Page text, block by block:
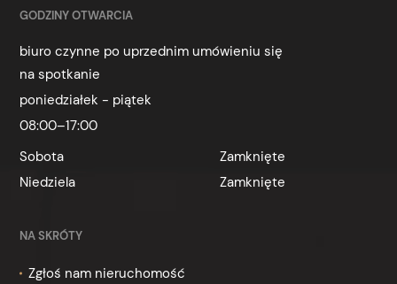
GODZINY OTWARCIA
biuro czynne po uprzednim umówieniu się
na spotkanie
poniedziałek - piątek
08:00–17:00
Sobota
Zamknięte
Niedziela
Zamknięte
NA SKRÓTY
Zgłoś nam nieruchomość